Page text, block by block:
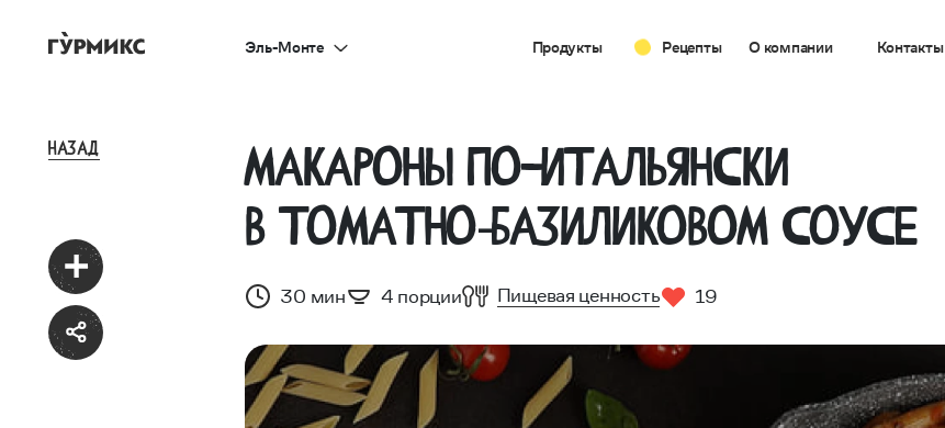
Эль-Монте Продукты Рецепты О компании Контакты
назад
Макароны по-итальянски
в томатно‑базиликовом соусе
30 мин 4 порции Пищевая ценность 19